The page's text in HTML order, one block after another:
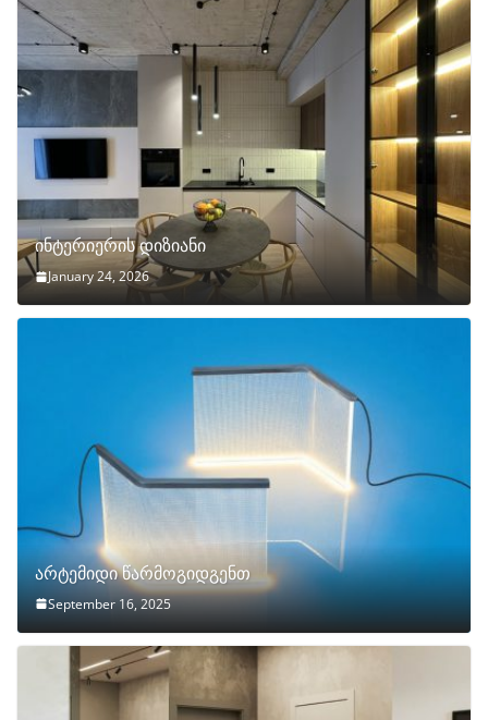
ინტერიერის დიზიანი
January 24, 2026
არტემიდი წარმოგიდგენთ
September 16, 2025